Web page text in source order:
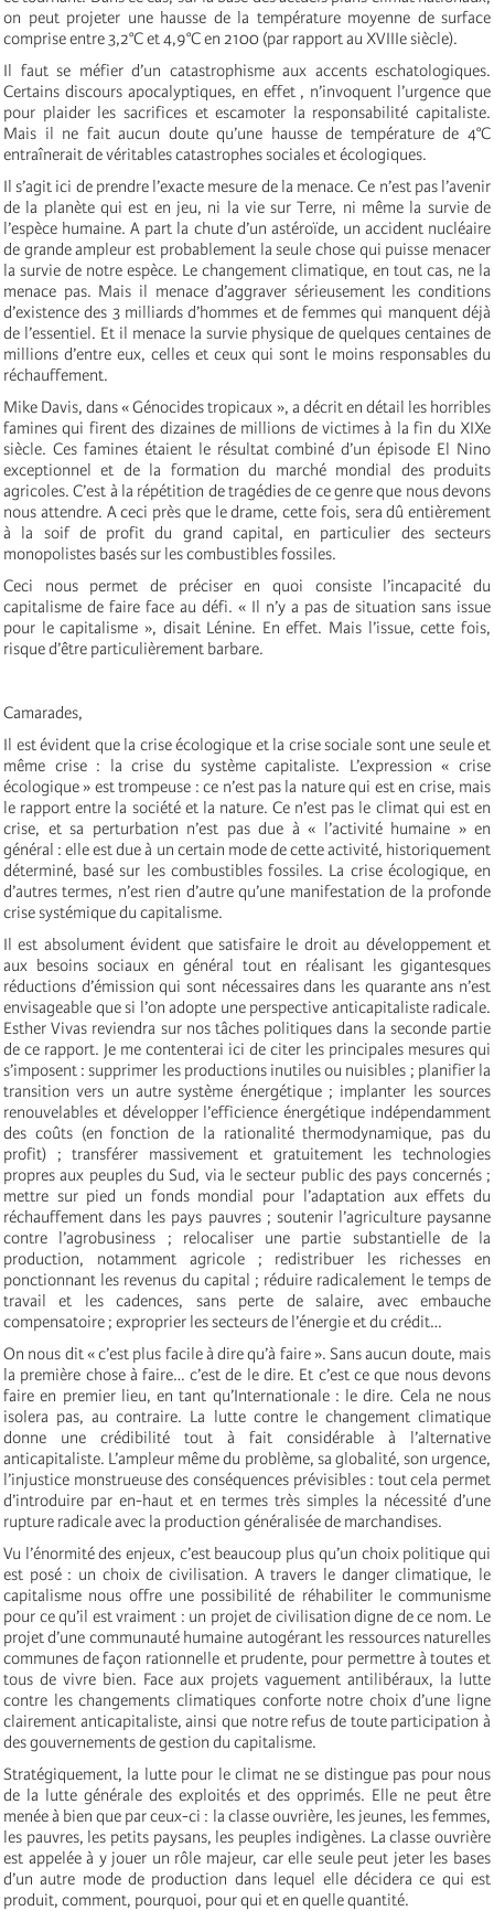
on peut projeter une hausse de la température moyenne de surface
comprise entre 3,2°C et 4,9°C en 2100 (par rapport au XVIIIe siècle).
Il faut se méfier d’un catastrophisme aux accents eschatologiques.
Certains discours apocalyptiques, en effet , n’invoquent l’urgence que
pour plaider les sacrifices et escamoter la responsabilité capitaliste.
Mais il ne fait aucun doute qu’une hausse de température de 4°C
entraînerait de véritables catastrophes sociales et écologiques.
Il s’agit ici de prendre l’exacte mesure de la menace. Ce n’est pas l’avenir
de la planète qui est en jeu, ni la vie sur Terre, ni même la survie de
l’espèce humaine. A part la chute d’un astéroïde, un accident nucléaire
de grande ampleur est probablement la seule chose qui puisse menacer
la survie de notre espèce. Le changement climatique, en tout cas, ne la
menace pas. Mais il menace d’aggraver sérieusement les conditions
d’existence des 3 milliards d’hommes et de femmes qui manquent déjà
de l’essentiel. Et il menace la survie physique de quelques centaines de
millions d’entre eux, celles et ceux qui sont le moins responsables du
réchauffement.
Mike Davis, dans « Génocides tropicaux », a décrit en détail les horribles
famines qui firent des dizaines de millions de victimes à la fin du XIXe
siècle. Ces famines étaient le résultat combiné d’un épisode El Nino
exceptionnel et de la formation du marché mondial des produits
agricoles. C’est à la répétition de tragédies de ce genre que nous devons
nous attendre. A ceci près que le drame, cette fois, sera dû entièrement
à la soif de profit du grand capital, en particulier des secteurs
monopolistes basés sur les combustibles fossiles.
Ceci nous permet de préciser en quoi consiste l’incapacité du
capitalisme de faire face au défi. « Il n’y a pas de situation sans issue
pour le capitalisme », disait Lénine. En effet. Mais l’issue, cette fois,
risque d’être particulièrement barbare.
Camarades,
Il est évident que la crise écologique et la crise sociale sont une seule et
même crise : la crise du système capitaliste. L’expression « crise
écologique » est trompeuse : ce n’est pas la nature qui est en crise, mais
le rapport entre la société et la nature. Ce n’est pas le climat qui est en
crise, et sa perturbation n’est pas due à « l’activité humaine » en
général : elle est due à un certain mode de cette activité, historiquement
déterminé, basé sur les combustibles fossiles. La crise écologique, en
d’autres termes, n’est rien d’autre qu’une manifestation de la profonde
crise systémique du capitalisme.
Il est absolument évident que satisfaire le droit au développement et
aux besoins sociaux en général tout en réalisant les gigantesques
réductions d’émission qui sont nécessaires dans les quarante ans n’est
envisageable que si l’on adopte une perspective anticapitaliste radicale.
Esther Vivas reviendra sur nos tâches politiques dans la seconde partie
de ce rapport. Je me contenterai ici de citer les principales mesures qui
s’imposent : supprimer les productions inutiles ou nuisibles ; planifier la
transition vers un autre système énergétique ; implanter les sources
renouvelables et développer l’efficience énergétique indépendamment
des coûts (en fonction de la rationalité thermodynamique, pas du
profit) ; transférer massivement et gratuitement les technologies
propres aux peuples du Sud, via le secteur public des pays concernés ;
mettre sur pied un fonds mondial pour l’adaptation aux effets du
réchauffement dans les pays pauvres ; soutenir l’agriculture paysanne
contre l’agrobusiness ; relocaliser une partie substantielle de la
production, notamment agricole ; redistribuer les richesses en
ponctionnant les revenus du capital ; réduire radicalement le temps de
travail et les cadences, sans perte de salaire, avec embauche
compensatoire ; exproprier les secteurs de l’énergie et du crédit…
On nous dit « c’est plus facile à dire qu’à faire ». Sans aucun doute, mais
la première chose à faire… c’est de le dire. Et c’est ce que nous devons
faire en premier lieu, en tant qu’Internationale : le dire. Cela ne nous
isolera pas, au contraire. La lutte contre le changement climatique
donne une crédibilité tout à fait considérable à l’alternative
anticapitaliste. L’ampleur même du problème, sa globalité, son urgence,
l’injustice monstrueuse des conséquences prévisibles : tout cela permet
d’introduire par en-haut et en termes très simples la nécessité d’une
rupture radicale avec la production généralisée de marchandises.
Vu l’énormité des enjeux, c’est beaucoup plus qu’un choix politique qui
est posé : un choix de civilisation. A travers le danger climatique, le
capitalisme nous offre une possibilité de réhabiliter le communisme
pour ce qu’il est vraiment : un projet de civilisation digne de ce nom. Le
projet d’une communauté humaine autogérant les ressources naturelles
communes de façon rationnelle et prudente, pour permettre à toutes et
tous de vivre bien. Face aux projets vaguement antilibéraux, la lutte
contre les changements climatiques conforte notre choix d’une ligne
clairement anticapitaliste, ainsi que notre refus de toute participation à
des gouvernements de gestion du capitalisme.
Stratégiquement, la lutte pour le climat ne se distingue pas pour nous
de la lutte générale des exploités et des opprimés. Elle ne peut être
menée à bien que par ceux-ci : la classe ouvrière, les jeunes, les femmes,
les pauvres, les petits paysans, les peuples indigènes. La classe ouvrière
est appelée à y jouer un rôle majeur, car elle seule peut jeter les bases
d’un autre mode de production dans lequel elle décidera ce qui est
produit, comment, pourquoi, pour qui et en quelle quantité.